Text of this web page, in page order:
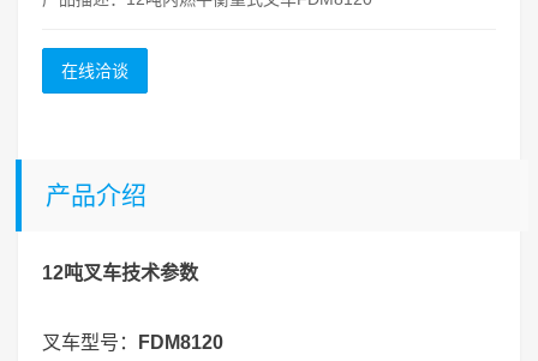
在线洽谈
产品介绍
12吨叉车技术参数
叉车型号： FDM8120